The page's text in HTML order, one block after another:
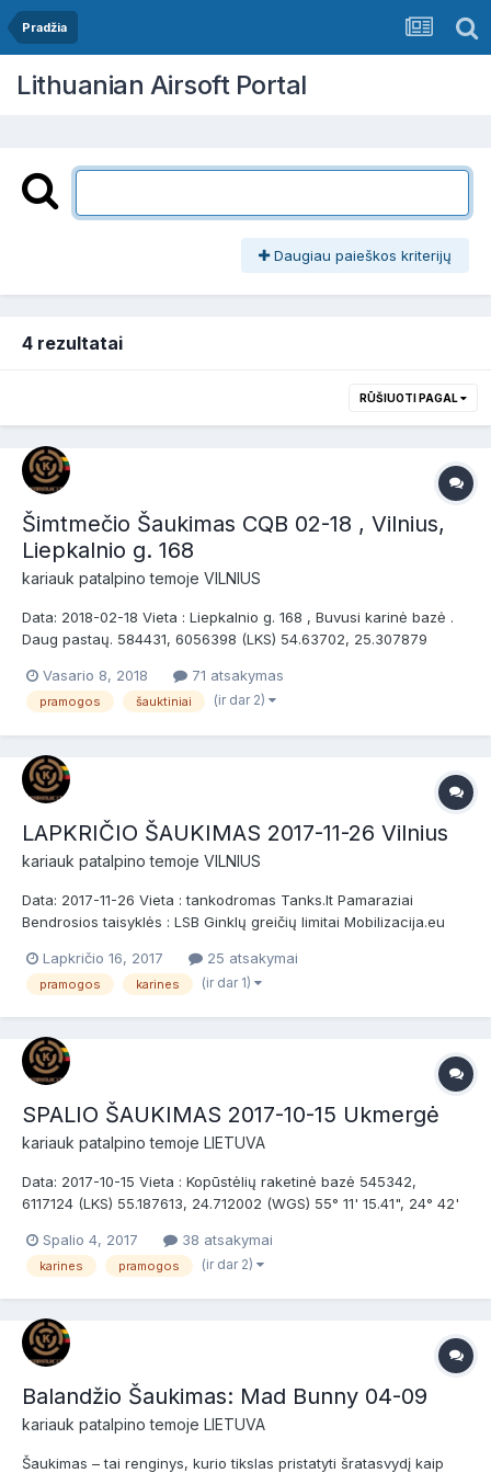
Pradžia
Lithuanian Airsoft Portal
Daugiau paieškos kriterijų
4 rezultatai
RŪŠIUOTI PAGAL
Šimtmečio Šaukimas CQB 02-18 , Vilnius,
Liepkalnio g. 168
kariauk patalpino temoje VILNIUS
Data: 2018-02-18 Vieta : Liepkalnio g. 168 , Buvusi karinė bazė .
Daug pastaų. 584431, 6056398 (LKS) 54.63702, 25.307879
: LSB Ginklų greičių limitai Mobilizacija.eu Papildyta : Sunkieji
kulkosvaidžiai žaidime neda...
Vasario 8, 2018 71 atsakymas
pramogos šauktiniai (ir dar 2)
LAPKRIČIO ŠAUKIMAS 2017-11-26 Vilnius
kariauk patalpino temoje VILNIUS
Data: 2017-11-26 Vieta : tankodromas Tanks.lt Pamaraziai
Bendrosios taisyklės : LSB Ginklų greičių limitai Mobilizacija.eu
mokestis: Žaidėjams su savo įranga 10 Eur Apmokėjimas tik
bankiniu pavedim...
Lapkričio 16, 2017 25 atsakymai
pramogos karines (ir dar 1)
SPALIO ŠAUKIMAS 2017-10-15 Ukmergė
kariauk patalpino temoje LIETUVA
Data: 2017-10-15 Vieta : Kopūstėlių raketinė bazė 545342,
6117124 (LKS) 55.187613, 24.712002 (WGS) 55° 11' 15.41", 24° 42'
Mobilizacija.eu Kariauk mokymų reikalavimai Dalyvio mokestis:
Žaidėjams su savo įran...
Spalio 4, 2017 38 atsakymai
karines pramogos (ir dar 2)
Balandžio Šaukimas: Mad Bunny 04-09
kariauk patalpino temoje LIETUVA
Šaukimas – tai renginys, kurio tikslas pristatyti šratasvydį kaip